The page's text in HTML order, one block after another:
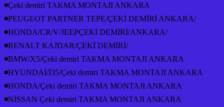
◾Çeki demiri TAKMA MONTAJI ANKARA
◾PEUGEOT PARTNER TEPE/ÇEKİ DEMİRİ ANKARA/
◾HONDA/CR/V/JEEPÇEKİ DEMİRİ/ANKARA/
◾RENALT KAJDAR/ÇEKİ DEMİRİ/
◾BMW/X5/Çeki demiri TAKMA MONTAJI ANKARA
◾HYUNDAİ/İ35/Çeki demiri TAKMA MONTAJI ANKARA
◾HONDA/Çeki demiri TAKMA MONTAJI ANKARA
◾NİSSAN Çeki demiri TAKMA MONTAJI ANKARA